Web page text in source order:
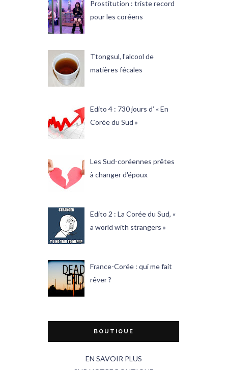
Prostitution : triste record
pour les coréens
Ttongsul, l'alcool de
matières fécales
Edito 4 : 730 jours d’ « En
Corée du Sud »
Les Sud-coréennes prêtes
à changer d'époux
Edito 2 : La Corée du Sud, «
a world with strangers »
France-Corée : qui me fait
rêver ?
BOUTIQUE
EN SAVOIR PLUS